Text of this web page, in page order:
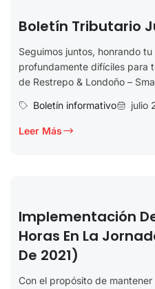
Boletín Tributario
Seguimos juntos, honrando
profundamente difíciles para
de Restrepo & Londoño –
Boletín informativo
julio
Leer Más
Implementación
Horas En La
De 2021)
Con el propósito de